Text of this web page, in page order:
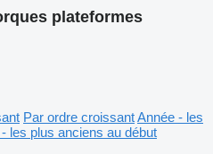
plateformes
Par ordre croissantAnnée - les
les plus anciens au début